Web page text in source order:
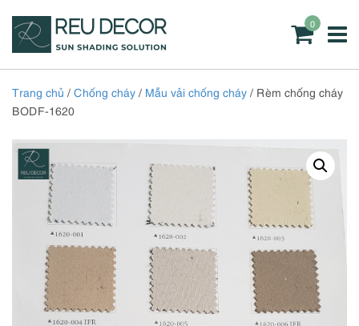
0
Trang chủ / Chống cháy / Mẫu vải chống cháy / Rèm chống cháy
BODF-1620